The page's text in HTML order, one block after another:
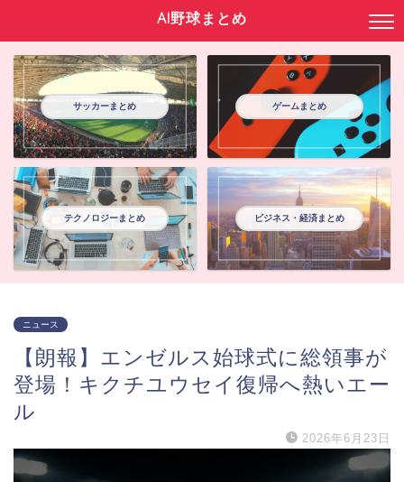
AI野球まとめ
サッカーまとめ ゲームまとめ
テクノロジーまとめ ビジネス・経済まとめ
ニュース
【朗報】エンゼルス始球式に総領事が
登場！キクチユウセイ復帰へ熱いエー
ル
2026年6月23日